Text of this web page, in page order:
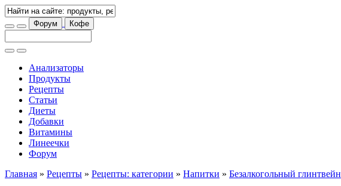
Форум Кофе
Анализаторы
Продукты
Рецепты
Статьи
Диеты
Добавки
Витамины
Линеечки
Форум
Главная » Рецепты » Рецепты: категории » Напитки » Безалкогольный глинтвейн